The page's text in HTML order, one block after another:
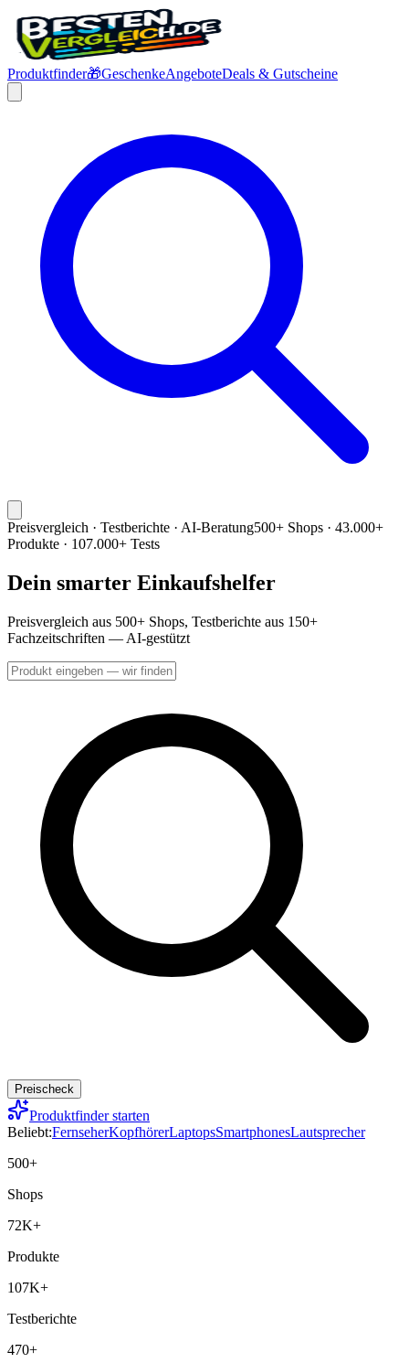
Produktfinder🎁GeschenkeAngeboteDeals & Gutscheine
Preisvergleich · Testberichte · AI-Beratung500+ Shops · 43.000+
Produkte · 107.000+ Tests
Dein smarter Einkaufshelfer
Preisvergleich aus 500+ Shops, Testberichte aus 150+
Fachzeitschriften — AI-gestützt
Preischeck
Produktfinder starten
Beliebt:FernseherKopfhörerLaptopsSmartphonesLautsprecher
500+
Shops
72K+
Produkte
107K+
Testberichte
470+